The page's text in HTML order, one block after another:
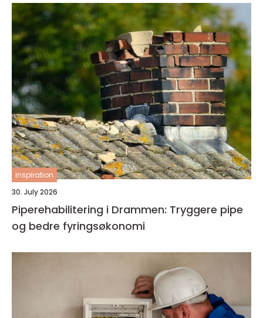
inspiration
30. July 2026
Piperehabilitering i Drammen: Tryggere pipe
og bedre fyringsøkonomi